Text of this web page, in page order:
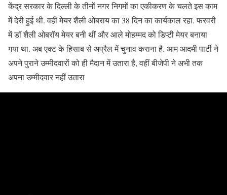
केंद्र सरकार के दिल्ली के तीनों नगर निगमों का एकीकरण के चलते इस काम
में देरी हुई थी. वहीं मेयर शैली ओबराय का 38 दिन का कार्यकाल रहा. फरवरी
में डॉ शैली ओबरॉय मेयर बनी थीं और आले मोहम्मद को डिप्टी मेयर बनाया
गया था. अब एक्ट के हिसाब से अप्रैल में चुनाव कराना है. आम आदमी पार्टी ने
अपने पुराने उम्मीदवारों को ही मैदान में उतारा है, वहीं बीजेपी ने अभी तक
अपना उम्मीदवार नहीं उतारा